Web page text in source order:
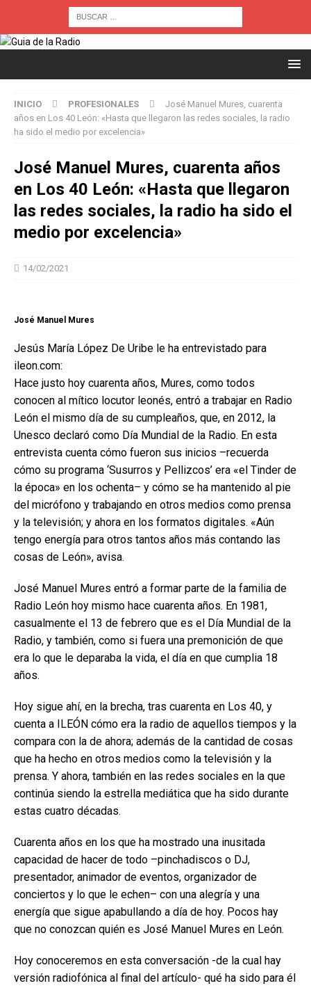
INICIO PROFESIONALES
José Manuel Mures, cuarenta
años en Los 40 León: «Hasta que llegaron las redes sociales, la radio
ha sido el medio por excelencia»
José Manuel Mures, cuarenta años
en Los 40 León: «Hasta que llegaron
las redes sociales, la radio ha sido el
medio por excelencia»
14/02/2021
José Manuel Mures
Jesús María López De Uribe le ha entrevistado para
ileon.com:
Hace justo hoy cuarenta años, Mures, como todos
conocen al mítico locutor leonés, entró a trabajar en Radio
León el mismo día de su cumpleaños, que, en 2012, la
Unesco declaró como Día Mundial de la Radio. En esta
entrevista cuenta cómo fueron sus inicios –recuerda
cómo su programa ‘Susurros y Pellizcos’ era «el Tinder de
la época» en los ochenta– y cómo se ha mantenido al pie
del micrófono y trabajando en otros medios como prensa
y la televisión; y ahora en los formatos digitales. «Aún
tengo energía para otros tantos años más contando las
cosas de León», avisa.
José Manuel Mures entró a formar parte de la familia de
Radio León hoy mismo hace cuarenta años. En 1981,
casualmente el 13 de febrero que es el Día Mundial de la
Radio, y también, como si fuera una premonición de que
era lo que le deparaba la vida, el día en que cumplia 18
años.
Hoy sigue ahí, en la brecha, tras cuarenta en Los 40, y
cuenta a ILEÓN cómo era la radio de aquellos tiempos y la
compara con la de ahora; además de la cantidad de cosas
que ha hecho en otros medios como la televisión y la
prensa. Y ahora, también en las redes sociales en la que
continúa siendo la estrella mediática que ha sido durante
estas cuatro décadas.
Cuarenta años en los que ha mostrado una inusitada
capacidad de hacer de todo –pinchadiscos o DJ,
presentador, animador de eventos, organizador de
conciertos y lo que le echen– con una alegría y una
energía que sigue apabullando a día de hoy. Pocos hay
que no conozcan quién es José Manuel Mures en León.
Hoy conoceremos en esta conversación -de la cual hay
versión radiofónica al final del artículo- qué ha sido para él